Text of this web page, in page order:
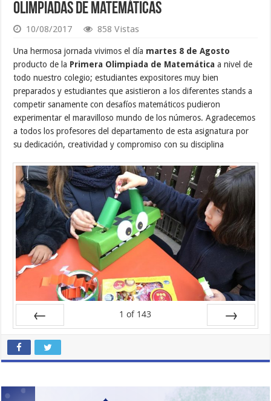
Olimpiadas de Matemáticas
10/08/2017 858 Vistas
Una hermosa jornada vivimos el día martes 8 de Agosto
producto de la Primera Olimpiada de Matemática a nivel de
todo nuestro colegio; estudiantes expositores muy bien
preparados y estudiantes que asistieron a los diferentes stands a
competir sanamente con desafíos matemáticos pudieron
experimentar el maravilloso mundo de los números. Agradecemos
a todos los profesores del departamento de esta asignatura por
su dedicación, creatividad y compromiso con su disciplina
1 of 143